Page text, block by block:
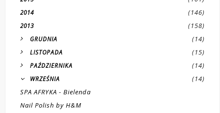
2014 (146)
2013 (158)
GRUDNIA (14)
LISTOPADA (15)
PAŹDZIERNIKA (14)
WRZEŚNIA
(14)
SPA AFRYKA - Bielenda
Nail Polish by H&M